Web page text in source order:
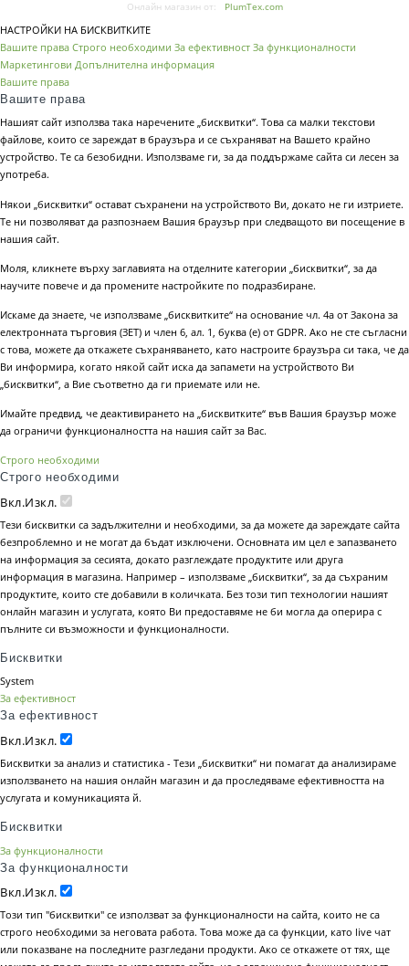
Онлайн магазин от:
PlumTex.com
НАСТРОЙКИ НА БИСКВИТКИТЕ
Вашите права Строго необходими За ефективност За функционалности
Маркетингови Допълнителна информация
Вашите права
Вашите права
Нашият сайт използва така наречените „бисквитки“. Това са малки текстови
файлове, които се зареждат в браузъра и се съхраняват на Вашето крайно
устройство. Те са безобидни. Използваме ги, за да поддържаме сайта си лесен за
употреба.
Някои „бисквитки“ остават съхранени на устройството Ви, докато не ги изтриете.
Те ни позволяват да разпознаем Вашия браузър при следващото ви посещение в
нашия сайт.
Моля, кликнете върху заглавията на отделните категории „бисквитки“, за да
научите повече и да промените настройките по подразбиране.
Искаме да знаете, че използваме „бисквитките“ на основание чл. 4а от Закона за
електронната търговия (ЗЕТ) и член 6, ал. 1, буква (е) от GDPR. Ако не сте съгласни
с това, можете да откажете съхраняването, като настроите браузъра си така, че да
Ви информира, когато някой сайт иска да запамети на устройството Ви
„бисквитки“, а Вие съответно да ги приемате или не.
Имайте предвид, че деактивирането на „бисквитките“ във Вашия браузър може
да ограничи функционалността на нашия сайт за Вас.
Строго необходими
Строго необходими
Вкл.Изкл.
Тези бисквитки са задължителни и необходими, за да можете да зареждате сайта
безпроблемно и не могат да бъдат изключени. Основната им цел е запазването
на информация за сесията, докато разглеждате продуктите или друга
информация в магазина. Например – използваме „бисквитки“, за да съхраним
продуктите, които сте добавили в количката. Без този тип технологии нашият
онлайн магазин и услугата, която Ви предоставяме не би могла да оперира с
пълните си възможности и функционалности.
Бисквитки
System
За ефективност
За ефективност
Вкл.Изкл.
Бисквитки за анализ и статистика - Тези „бисквитки“ ни помагат да анализираме
използването на нашия онлайн магазин и да проследяваме ефективността на
услугата и комуникацията й.
Бисквитки
За функционалности
За функционалности
Вкл.Изкл.
Този тип "бисквитки" се използват за функционалности на сайта, които не са
строго необходими за неговата работа. Това може да са функции, като live чат
или показване на последните разгледани продукти. Ако се откажете от тях, ще